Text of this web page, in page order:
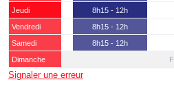
Jeudi
8h15 - 12h
Vendredi
8h15 - 12h
Samedi
8h15 - 12h
Dimanche
Signaler une erreur